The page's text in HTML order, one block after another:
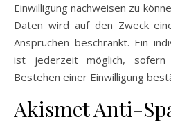
Einwilligung nachweisen zu
Daten wird auf den Zweck
Ansprüchen beschränkt. Ein
ist jederzeit möglich, sofern
Bestehen einer Einwilligung
Akismet Anti-